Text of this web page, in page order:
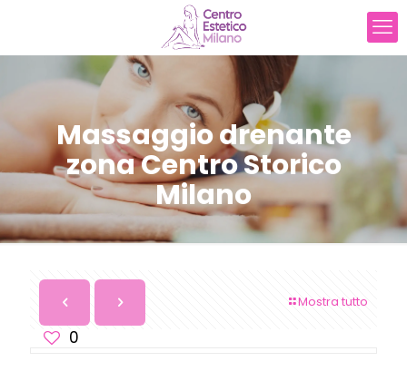
Massaggio drenante
zona Centro Storico
Milano
Mostra tutto
0